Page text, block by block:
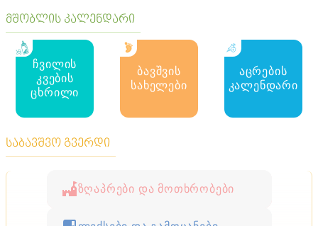
მშობლის კალენდარი
ჩვილის
კვების
ცხრილი
ბავშვის
სახელები
აცრების
კალენდარი
საბავშვო გვერდი
ზღაპრები და მოთხრობები